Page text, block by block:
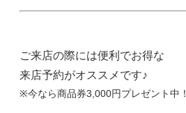
ご来店の際には便利でお得な
来店予約がオススメです♪
※今なら商品券3,000円プレゼント中！